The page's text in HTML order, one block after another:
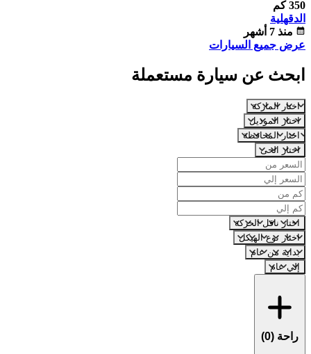
350 كم
الدقهلية
calendar_month منذ 7 أشهر
عرض جميع السيارات
ابحث عن سيارة مستعملة
اختار الماركة
اختار الموديل
اختار المحافظة
اختار الحى
اختار ناقل الحركة
اختار نوع الهيكل
بداية من عام
إلي عام
راحة (0
)